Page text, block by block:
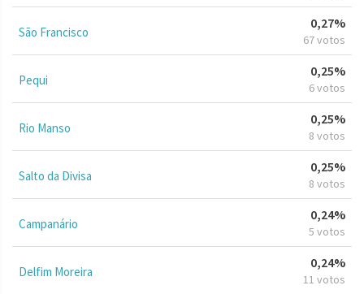
São Francisco
0,27%
67 votos
Pequi
0,25%
6 votos
Rio Manso
0,25%
8 votos
Salto da Divisa
0,25%
8 votos
Campanário
0,24%
5 votos
Delfim Moreira
0,24%
11 votos